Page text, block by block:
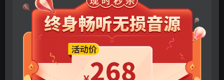
年卡会员 免费 永久会员
立即购买
您当前未登录！建议登陆后购买，可保存购买订单
Want You Back.flac